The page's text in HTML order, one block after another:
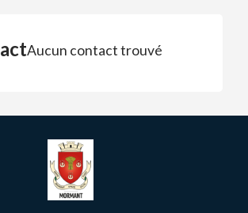
Aucun contact trouvé